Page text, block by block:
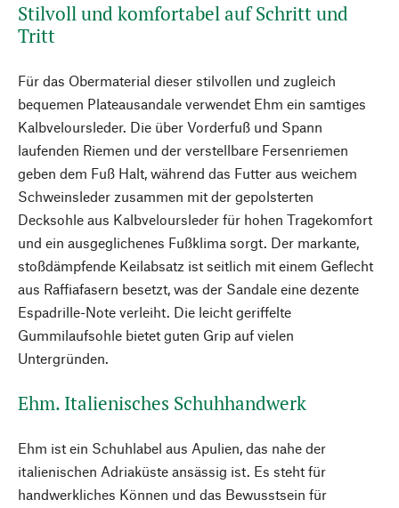
Stilvoll und komfortabel auf Schritt und
Tritt
Für das Obermaterial dieser stilvollen und zugleich
bequemen Plateausandale verwendet Ehm ein samtiges
Kalbveloursleder. Die über Vorderfuß und Spann
laufenden Riemen und der verstellbare Fersenriemen
geben dem Fuß Halt, während das Futter aus weichem
Schweinsleder zusammen mit der gepolsterten
Decksohle aus Kalbveloursleder für hohen Tragekomfort
und ein ausgeglichenes Fußklima sorgt. Der markante,
stoßdämpfende Keilabsatz ist seitlich mit einem Geflecht
aus Raffiafasern besetzt, was der Sandale eine dezente
Espadrille-Note verleiht. Die leicht geriffelte
Gummilaufsohle bietet guten Grip auf vielen
Untergründen.
Ehm. Italienisches Schuhhandwerk
Ehm ist ein Schuhlabel aus Apulien, das nahe der
italienischen Adriaküste ansässig ist. Es steht für
handwerkliches Können und das Bewusstsein für